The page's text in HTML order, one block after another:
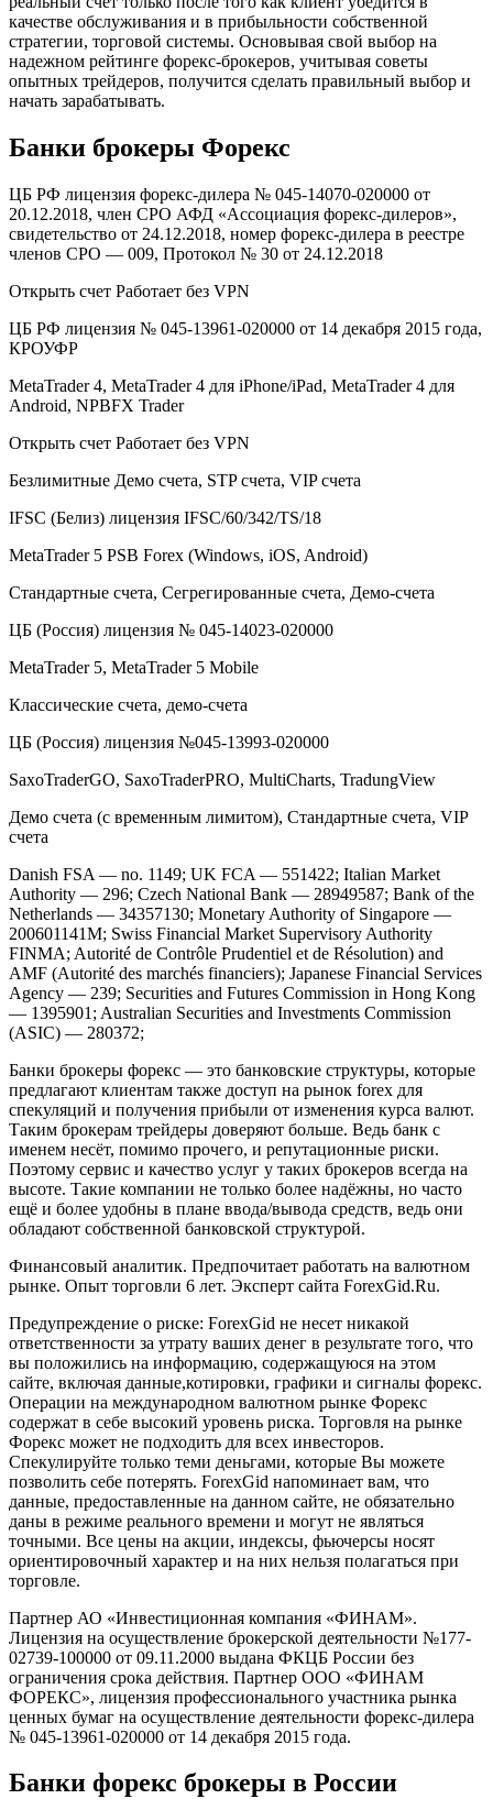
качестве обслуживания и в прибыльности собственной
стратегии, торговой системы. Основывая свой выбор на
надежном рейтинге форекс-брокеров, учитывая советы
опытных трейдеров, получится сделать правильный выбор и
начать зарабатывать.
Банки брокеры Форекс
ЦБ РФ лицензия форекс-дилера № 045-14070-020000 от
20.12.2018, член СРО АФД «Ассоциация форекс-дилеров»,
свидетельство от 24.12.2018, номер форекс-дилера в реестре
членов СРО — 009, Протокол № 30 от 24.12.2018
Открыть счет Работает без VPN
ЦБ РФ лицензия № 045-13961-020000 от 14 декабря 2015 года,
КРОУФР
MetaTrader 4, MetaTrader 4 для iPhone/iPad, MetaTrader 4 для
Android, NPBFX Trader
Открыть счет Работает без VPN
Безлимитные Демо счета, STP счета, VIP счета
IFSC (Белиз) лицензия IFSC/60/342/TS/18
MetaTrader 5 PSB Forex (Windows, iOS, Android)
Стандартные счета, Сегрегированные счета, Демо-счета
ЦБ (Россия) лицензия № 045-14023-020000
MetaTrader 5, MetaTrader 5 Mobile
Классические счета, демо-счета
ЦБ (Россия) лицензия №045-13993-020000
SaxoTraderGO, SaxoTraderPRO, MultiCharts, TradungView
Демо счета (с временным лимитом), Стандартные счета, VIP
счета
Danish FSA — no. 1149; UK FCA — 551422; Italian Market
Authority — 296; Czech National Bank — 28949587; Bank of the
Netherlands — 34357130; Monetary Authority of Singapore —
200601141M; Swiss Financial Market Supervisory Authority
FINMA; Autorité de Contrôle Prudentiel et de Résolution) and
AMF (Autorité des marchés financiers); Japanese Financial Services
Agency — 239; Securities and Futures Commission in Hong Kong
— 1395901; Australian Securities and Investments Commission
(ASIC) — 280372;
Банки брокеры форекс — это банковские структуры, которые
предлагают клиентам также доступ на рынок forex для
спекуляций и получения прибыли от изменения курса валют.
Таким брокерам трейдеры доверяют больше. Ведь банк с
именем несёт, помимо прочего, и репутационные риски.
Поэтому сервис и качество услуг у таких брокеров всегда на
высоте. Такие компании не только более надёжны, но часто
ещё и более удобны в плане ввода/вывода средств, ведь они
обладают собственной банковской структурой.
Финансовый аналитик. Предпочитает работать на валютном
рынке. Опыт торговли 6 лет. Эксперт сайта ForexGid.Ru.
Предупреждение о риске: ForexGid не несет никакой
ответственности за утрату ваших денег в результате того, что
вы положились на информацию, содержащуюся на этом
сайте, включая данные,котировки, графики и сигналы форекс.
Операции на международном валютном рынке Форекс
содержат в себе высокий уровень риска. Торговля на рынке
Форекс может не подходить для всех инвесторов.
Спекулируйте только теми деньгами, которые Вы можете
позволить себе потерять. ForexGid напоминает вам, что
данные, предоставленные на данном сайте, не обязательно
даны в режиме реального времени и могут не являться
точными. Все цены на акции, индексы, фьючерсы носят
ориентировочный характер и на них нельзя полагаться при
торговле.
Партнер АО «Инвестиционная компания «ФИНАМ».
Лицензия на осуществление брокерской деятельности №177-
02739-100000 от 09.11.2000 выдана ФКЦБ России без
ограничения срока действия. Партнер ООО «ФИНАМ
ФОРЕКС», лицензия профессионального участника рынка
ценных бумаг на осуществление деятельности форекс-дилера
№ 045-13961-020000 от 14 декабря 2015 года.
Банки форекс брокеры в России